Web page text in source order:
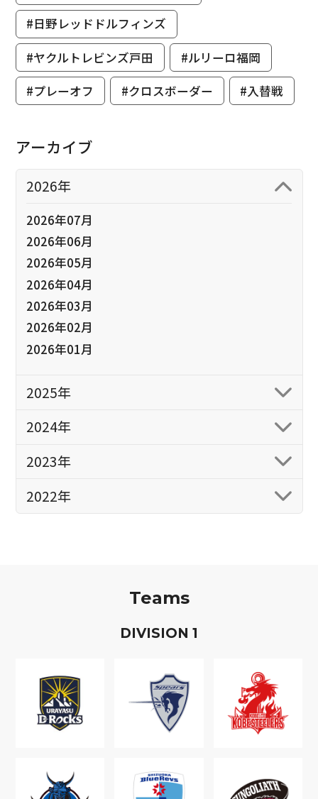
#日野レッドドルフィンズ
#ヤクルトレビンズ戸田
#ルリーロ福岡
#プレーオフ
#クロスボーダー #入替戦
アーカイブ
2026年
2026年07月
2026年06月
2026年05月
2026年04月
2026年03月
2026年02月
2026年01月
2025年
2024年
2023年
2022年
Teams
DIVISION 1